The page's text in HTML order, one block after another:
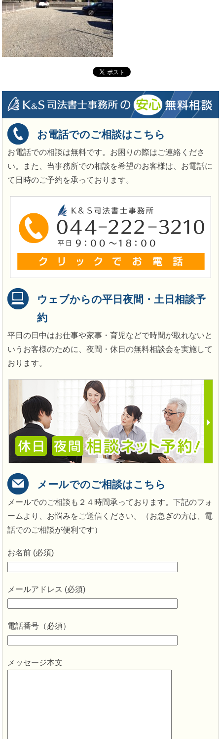
お電話でのご相談はこちら
お電話での相談は無料です。お困りの際はご連絡くださ
い。また、当事務所での相談を希望のお客様は、お電話に
て日時のご予約を承っております。
ウェブからの平日夜間・土日相談予
約
平日の日中はお仕事や家事・育児などで時間が取れないと
いうお客様のために、夜間・休日の無料相談会を実施して
おります。
メールでのご相談はこちら
メールでのご相談も２４時間承っております。下記のフォ
ームより、お悩みをご送信ください。（お急ぎの方は、電
話でのご相談が便利です）
お名前 (必須)
メールアドレス (必須)
電話番号（必須）
メッセージ本文